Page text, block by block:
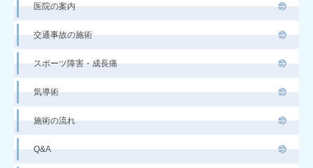
医院の案内
交通事故の施術
スポーツ障害・成長痛
気導術
施術の流れ
Q&A